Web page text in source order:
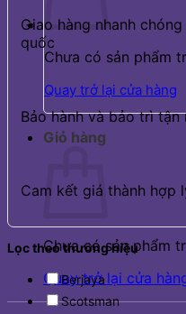
Chưa có sản phẩm
Quay trở lại cửa hàng
Giỏ hàng
Chưa có sản phẩm
Quay trở lại cửa
Giao hàng nhanh
quốc
Bảo hành và bảo trì
Cam kết giá thành hợp
Lọc theo thương hiệu
Berjaya
Scotsman